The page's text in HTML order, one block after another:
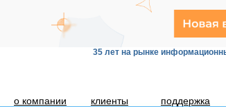
35 лет на рынке
о компании клиенты поддержка